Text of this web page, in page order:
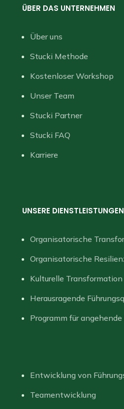
ÜBER DAS UNTERNEHMEN
Über uns
Stucki Methode
Kostenloser Workshop
Unser Team
Stucki Partner
Stucki FAQ
Karriere
UNSERE DIENSTLEISTUNGEN
Organisatorische
Organisatorische
Kulturelle Transformation
Herausragende
Programm für
Entwicklung von
Teamentwicklung